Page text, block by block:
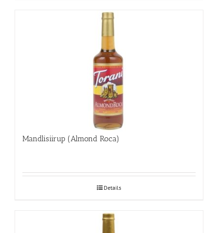
Mandlisiirup (Almond Roca)
Details